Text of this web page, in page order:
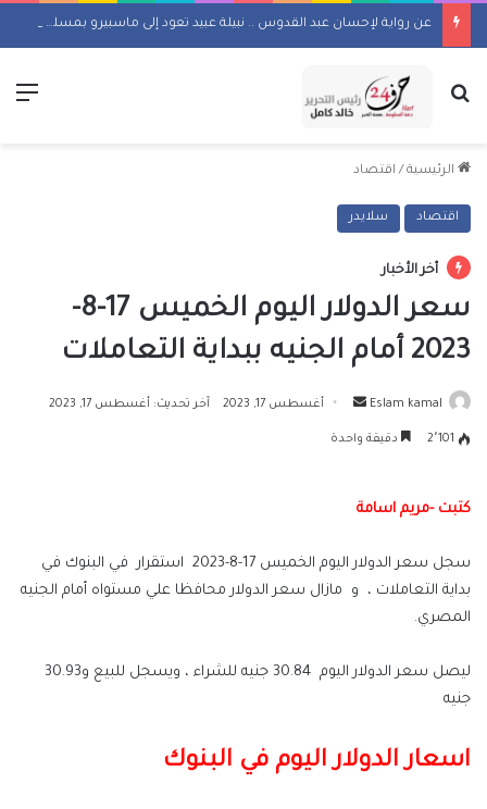
عن رواية لإحسان عبد القدوس .. نبيلة عبيد تعود إلى ماسبيرو بمسلسل إذاعي
بحث عن
الرئيسية / اقتصاد
اقتصاد سلايدر
أخر الأخبار
سعر الدولار اليوم الخميس 17-8-
2023 أمام الجنيه ببداية التعاملات
Eslam kamal
أرسل أغسطس 17, 2023 آخر تحديث: أغسطس 17, 2023
2٬101 دقيقة واحدة
كتبت -مريم اسامة
سجل سعر الدولار اليوم الخميس 17-8-2023 استقرار في البنوك في
بداية التعاملات ، و مازال سعر الدولار محافظا علي مستواه أمام الجنيه
المصري.
ليصل سعر الدولار اليوم 30.84 جنيه للشراء ، ويسجل للبيع و30.93
جنيه
اسعار الدولار اليوم في البنوك